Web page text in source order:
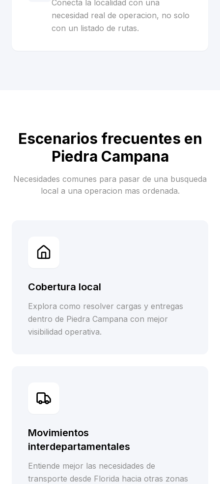
Conecta la localidad con una
necesidad real de operacion, no solo
con un listado de rutas.
Escenarios frecuentes en
Piedra Campana
Necesidades comunes para pasar de una busqueda
local a una operacion mas ordenada.
Cobertura local
Explora como resolver cargas y entregas
dentro de Piedra Campana con mejor
visibilidad operativa.
Movimientos
interdepartamentales
Entiende mejor las necesidades de
transporte desde Florida hacia otras zonas